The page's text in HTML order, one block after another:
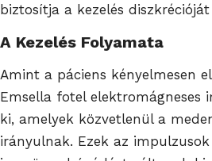
biztosítja a kezelés
A Kezelés Folyamata
Amint a páciens kényelmesen
Emsella fotel elektromágneses
ki, amelyek közvetlenül a
irányulnak. Ezek az